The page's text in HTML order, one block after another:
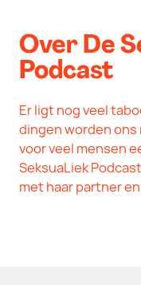
Over De
Podcast
Er ligt nog veel
dingen worden ons
voor veel mensen
SeksuaLiek
met haar partner